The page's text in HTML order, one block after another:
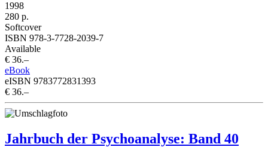
1998
280 p.
Softcover
ISBN 978-3-7728-2039-7
Available
€ 36.–
eBook
eISBN 9783772831393
€ 36.–
Jahrbuch der Psychoanalyse: Band 40